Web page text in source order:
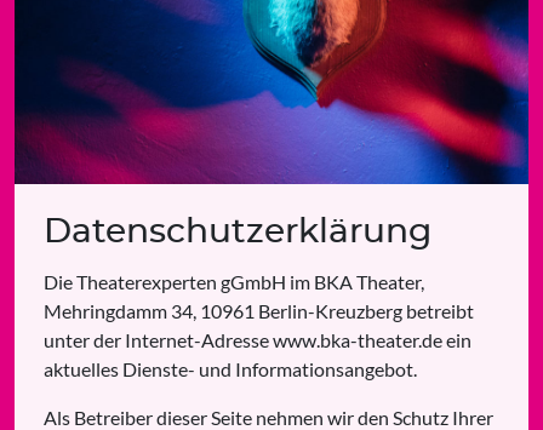
Datenschutzerklärung
Die Theaterexperten gGmbH im BKA Theater,
Mehringdamm 34, 10961 Berlin-Kreuzberg betreibt
unter der Internet-Adresse www.bka-theater.de ein
aktuelles Dienste- und Informationsangebot.
Als Betreiber dieser Seite nehmen wir den Schutz Ihrer